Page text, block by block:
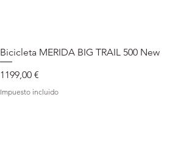
Bicicleta MERIDA BIG TRAIL 500 New
Precio
1199,00 €
Impuesto incluido